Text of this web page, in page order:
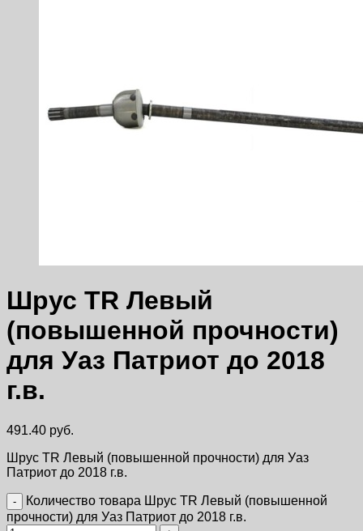
Шрус TR Левый
(повышенной прочности)
для Уаз Патриот до 2018
г.в.
491.40 руб.
Шрус TR Левый (повышенной прочности) для Уаз
Патриот до 2018 г.в.
Количество товара Шрус TR Левый (повышенной
прочности) для Уаз Патриот до 2018 г.в.